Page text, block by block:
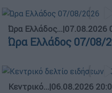
Ώρα Ελλάδος...|07.08.2026
Ώρα Ελλάδος 07/08/
Κεντρικό...|06.08.2026